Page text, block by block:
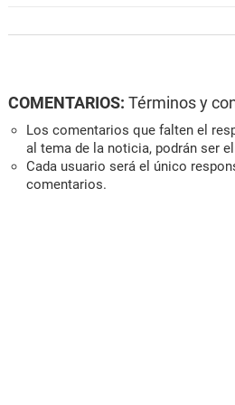
COMENTARIOS: Términos y
Los comentarios que falten el
al tema de la noticia, podrán ser
Cada usuario será el único
comentarios.